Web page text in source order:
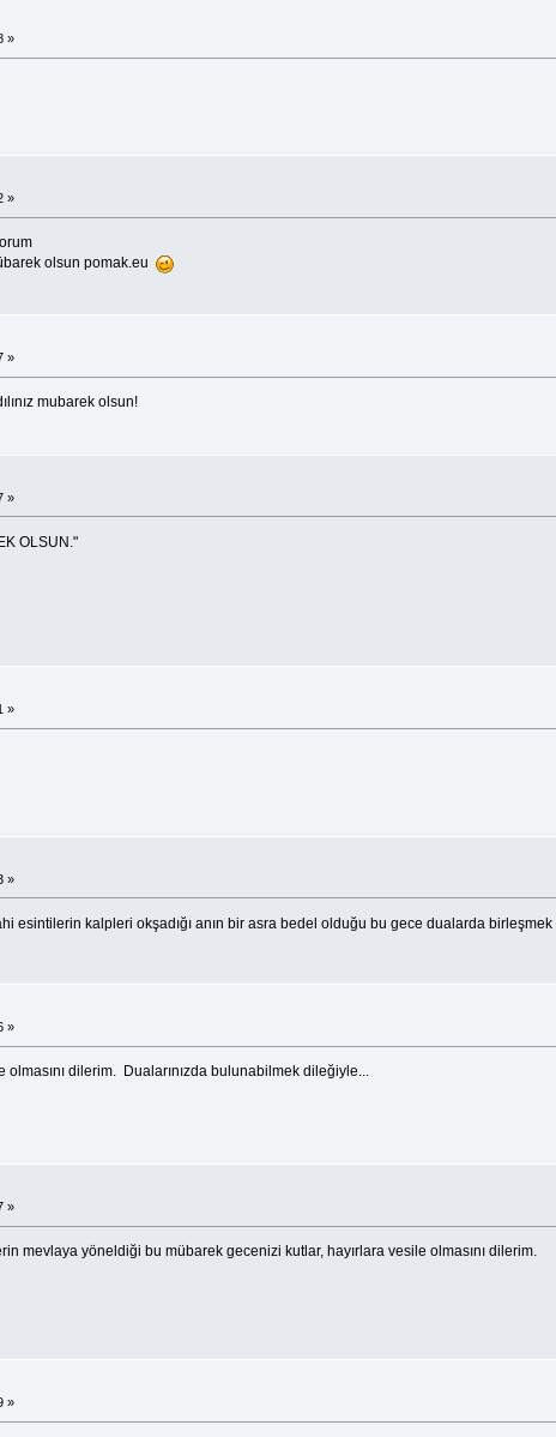
»
»
olsun pomak.eu
»
mubarek olsun!
»
OLSUN."
»
»
esintilerin kalpleri okşadığı anın bir asra bedel olduğu bu gece dualarda
»
olmasını dilerim. Dualarınızda bulunabilmek dileğiyle...
»
mevlaya yöneldiği bu mübarek gecenizi kutlar, hayırlara vesile olmasını dilerim.
»